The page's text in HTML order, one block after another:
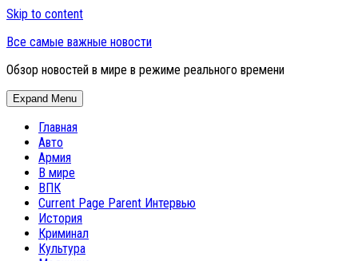
Skip to content
Все самые важные новости
Обзор новостей в мире в режиме реального времени
Expand Menu
Главная
Авто
Армия
В мире
ВПК
Current Page Parent Интервью
История
Криминал
Культура